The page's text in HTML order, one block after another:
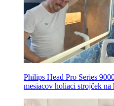
Philips Head Pro Series
mesiacov holiaci strojček na